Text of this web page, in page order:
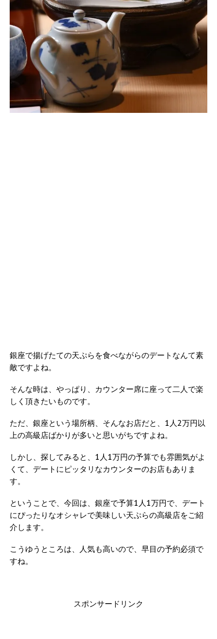
銀座で揚げたての天ぷらを食べながらのデートなんて素
敵ですよね。
そんな時は、やっぱり、カウンター席に座って二人で楽
しく頂きたいものです。
ただ、銀座という場所柄、そんなお店だと、1人2万円以
上の高級店ばかりが多いと思いがちですよね。
しかし、探してみると、1人1万円の予算でも雰囲気がよ
くて、デートにピッタリなカウンターのお店もありま
す。
ということで、今回は、銀座で予算1人1万円で、デート
にぴったりなオシャレで美味しい天ぷらの高級店をご紹
介します。
こうゆうところは、人気も高いので、早目の予約必須で
すね。
スポンサードリンク